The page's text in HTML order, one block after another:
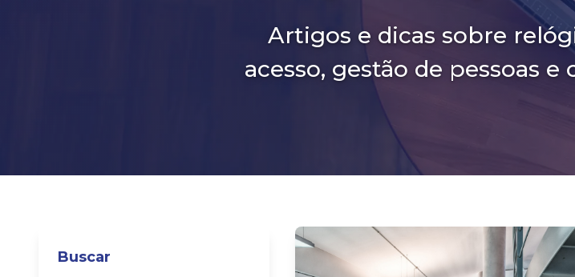
Artigos e dicas sobre
acesso, gestão de pessoas
Buscar